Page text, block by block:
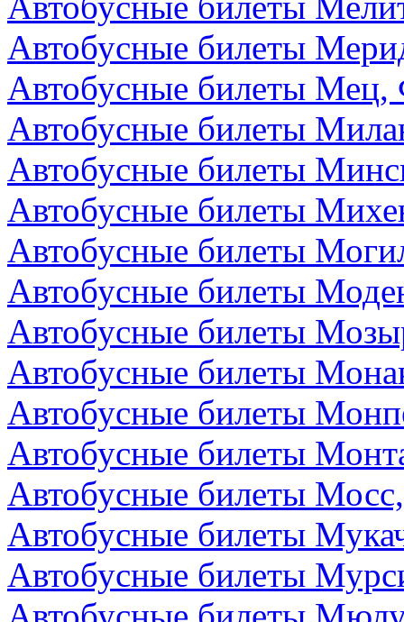
Автобусные билеты
Автобусные билеты Мец,
Автобусные билеты
Автобусные билеты
Автобусные билеты
Автобусные билеты
Автобусные билеты
Автобусные билеты
Автобусные билеты
Автобусные билеты
Автобусные билеты
Автобусные билеты
Автобусные билеты
Автобусные билеты